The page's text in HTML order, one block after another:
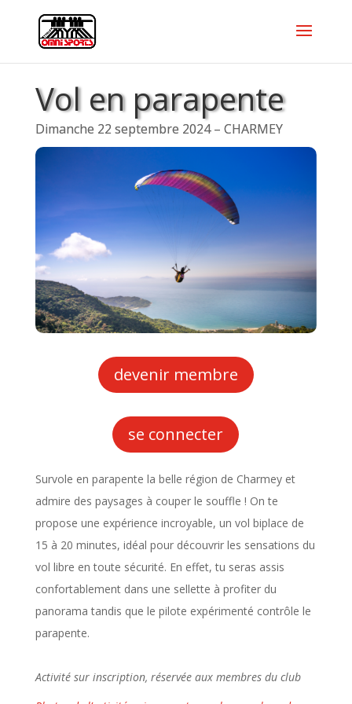
Vol en parapente
Dimanche 22 septembre 2024 – CHARMEY
devenir membre
se connecter
Survole en parapente la belle région de Charmey et
admire des paysages à couper le souffle ! On te
propose une expérience incroyable, un vol biplace de
15 à 20 minutes, idéal pour découvrir les sensations du
vol libre en toute sécurité. En effet, tu seras assis
confortablement dans une sellette à profiter du
panorama tandis que le pilote expérimenté contrôle le
parapente.
Activité sur inscription, réservée aux membres du club